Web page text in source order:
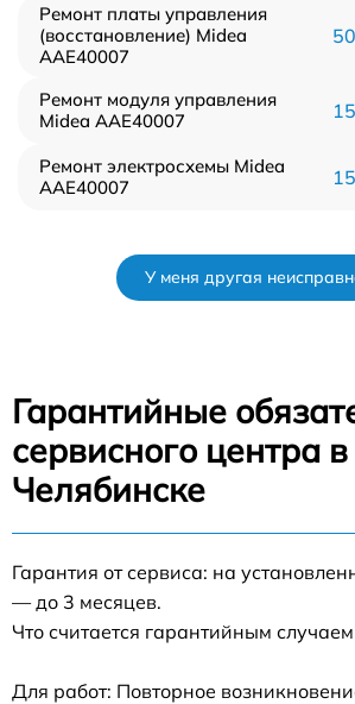
Ремонт платы управления
(восстановление) Midea
AAE40007
Ремонт модуля управления
Midea AAE40007
Ремонт электросхемы Midea
AAE40007
У меня другая
Гарантийные
сервисного центра в
Челябинске
Гарантия от сервиса: на
— до 3 месяцев.
Что считается гарантийным
Для работ: Повторное